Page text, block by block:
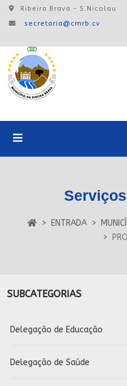
Ribeira Brava - S.Nicolau
secretaria@cmrb.cv
Login
ENTRADA
SUBCATEGORIAS
Delegação de Educação
Delegação de Saúde